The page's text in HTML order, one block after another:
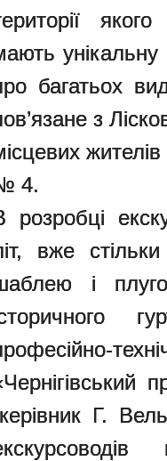
унікальну
багатьох
з
4.
розробці
вже
і
Г.